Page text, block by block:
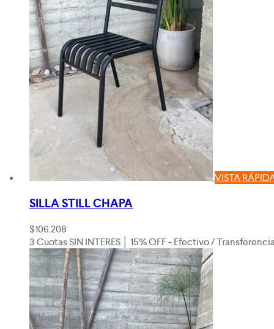
VISTA
SILLA STILL CHAPA
$106.208
3 Cuotas SIN INTERES │ 15% OFF - Efectivo /